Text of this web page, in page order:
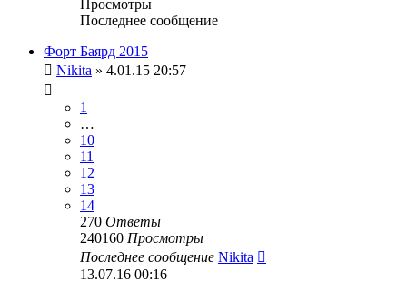
Просмотры
Последнее сообщение
Форт Баярд 2015
Nikita » 4.01.15 20:57
1
…
10
11
12
13
14
270 Ответы
240160 Просмотры
Последнее сообщение Nikita
13.07.16 00:16